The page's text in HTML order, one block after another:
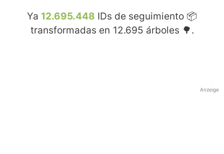
Ya 12.695.448 IDs de seguimiento 📦
transformadas en 12.695 árboles 🌳.
Anzeige